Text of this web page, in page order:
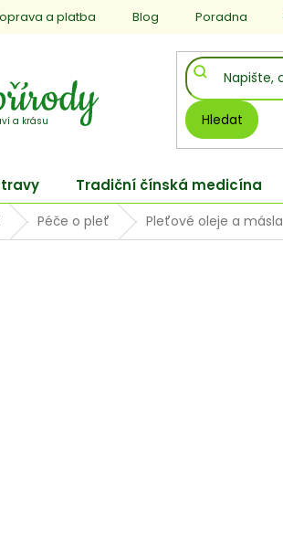
a platba Blog Poradna
Hledat
Tradiční čínská medicína
Péče o pleť Pleťové oleje a másla